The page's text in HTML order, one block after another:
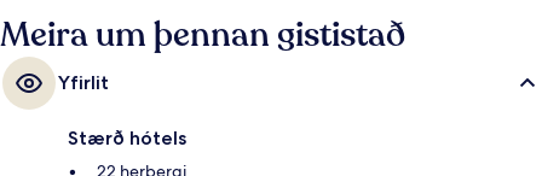
Meira um þennan gististað
Yfirlit
Stærð hótels
22 herbergi